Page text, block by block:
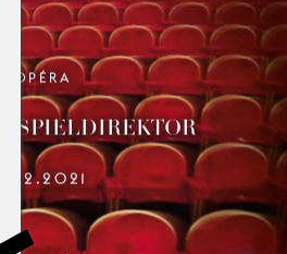
OPÉRA
19.2.2021